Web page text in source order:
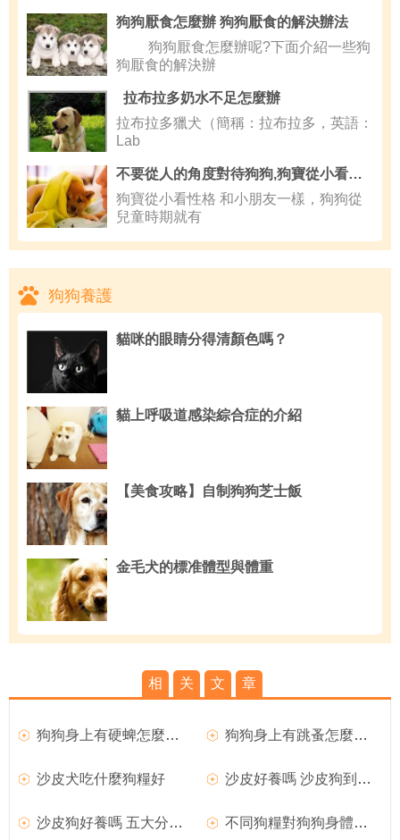
狗狗厭食怎麼辦 狗狗厭食的解決辦法
狗狗厭食怎麼辦呢?下面介紹一些狗
狗厭食的解決辦
拉布拉多奶水不足怎麼辦
拉布拉多獵犬（簡稱：拉布拉多，英語：
Lab
不要從人的角度對待狗狗,狗寶從小看性格
狗寶從小看性格 和小朋友一樣，狗狗從
兒童時期就有
狗狗養護
貓咪的眼睛分得清顏色嗎？
貓上呼吸道感染綜合症的介紹
【美食攻略】自制狗狗芝士飯
金毛犬的標准體型與體重
相 关 文 章
狗狗身上有硬蜱怎麼辦？ 狗狗身上有跳蚤怎麼辦 解決方法
沙皮犬吃什麼狗糧好 沙皮好養嗎 沙皮狗到底好不好養
沙皮狗好養嗎 五大分析沙皮犬知識 不同狗糧對狗狗身體的影響